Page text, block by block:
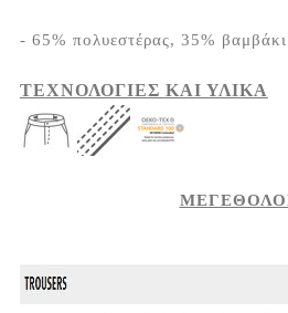
- 65% πολυεστέρας, 35%
ΤΕΧΝΟΛΟΓΙΕΣ ΚΑΙ ΥΛΙΚΑ